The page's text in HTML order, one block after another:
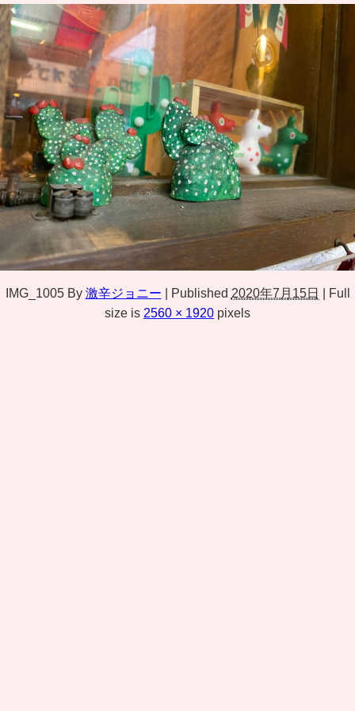
IMG_1005 By 激辛ジョニー Published 2020年7月15日
Full
size is 2560 × 1920 pixels